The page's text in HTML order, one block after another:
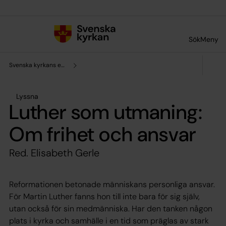
SökMeny
Svenska kyrkans enhet för forskning och analys
Lyssna
Luther som utmaning:
Om frihet och ansvar
Red. Elisabeth Gerle
Reformationen betonade människans personliga ansvar.
För Martin Luther fanns hon till inte bara för sig själv,
utan också för sin medmänniska. Har den tanken någon
plats i kyrka och samhälle i en tid som präglas av stark